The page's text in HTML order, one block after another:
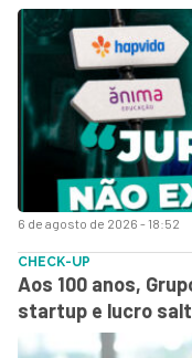
6 de agosto de 2026 - 18:52
CHECK-UP
Aos 100 anos,
startup e lucro